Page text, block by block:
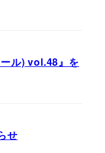
ル) vol.48』を
せ